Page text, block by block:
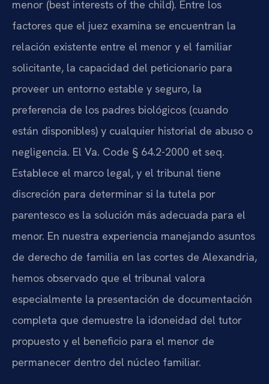
menor (best interests of the child). Entre los
factores que el juez examina se encuentran la
relación existente entre el menor y el familiar
solicitante, la capacidad del peticionario para
proveer un entorno estable y seguro, la
preferencia de los padres biológicos (cuando
están disponibles) y cualquier historial de abuso o
negligencia. El Va. Code § 64.2-2000 et seq.
Establece el marco legal, y el tribunal tiene
discreción para determinar si la tutela por
parentesco es la solución más adecuada para el
menor. En nuestra experiencia manejando asuntos
de derecho de familia en las cortes de Alexandria,
hemos observado que el tribunal valora
especialmente la presentación de documentación
completa que demuestre la idoneidad del tutor
propuesto y el beneficio para el menor de
permanecer dentro del núcleo familiar.